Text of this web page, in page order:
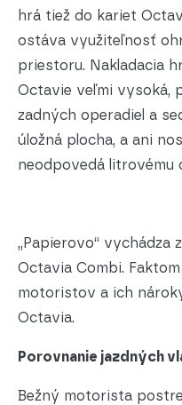
hrá tiež do kariet
ostáva využiteľnosť
priestoru. Nakladacia
Octavie veľmi vysoká,
zadných operadiel a
úložná plocha, a ani
neodpovedá litrovému
„Papierovo“ vychádza
Octavia Combi.
motoristov a ich
Octavia.
Porovnanie jazdných
Bežný motorista